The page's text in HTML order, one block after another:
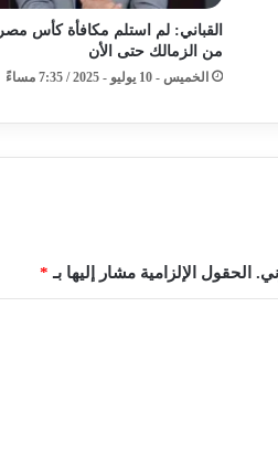
القباني: لم استلم مكافأة كأس مصر
من الزمالك حتى الأن
الخميس - 10 يوليو - 2025 / 7:35 مساءً
الحقول الإلزامية مشار إليها بـ *